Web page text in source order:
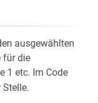
ausgewählten
für die
1 etc. Im Code